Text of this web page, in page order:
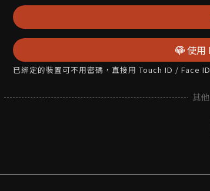
使用
已綁定的裝置可不用密碼，直接用 Touch ID / Face